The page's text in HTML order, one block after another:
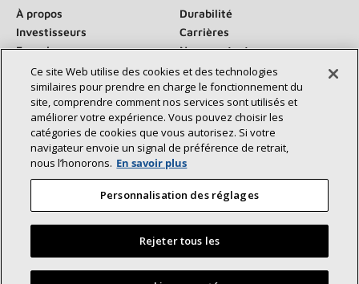
À propos
Durabilité
Investisseurs
Carrières
Fournisseurs
Nous contacter
Salle de presse
Communiquez avec nous :
©2026 Lennox International Inc.
Déclaration d’accessibilité
Confidentialité
Ce site Web utilise des cookies et des technologies
similaires pour prendre en charge le fonctionnement du
site, comprendre comment nos services sont utilisés et
améliorer votre expérience. Vous pouvez choisir les
catégories de cookies que vous autorisez. Si votre
navigateur envoie un signal de préférence de retrait,
nous l’honorons. En savoir plus
Personnalisation des réglages
Rejeter tous les